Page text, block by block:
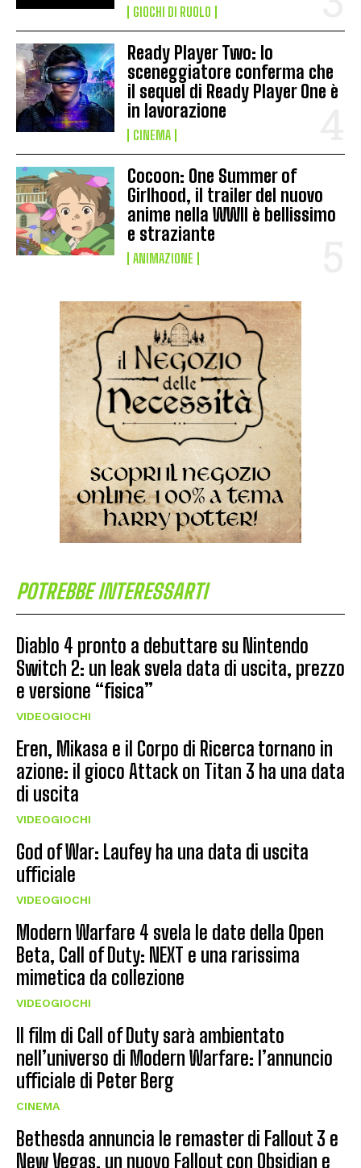
GIOCHI DI RUOLO
Ready Player Two: lo
sceneggiatore conferma che
il sequel di Ready Player One è
in lavorazione
CINEMA
Cocoon: One Summer of
Girlhood, il trailer del nuovo
anime nella WWII è bellissimo
e straziante
ANIMAZIONE
POTREBBE INTERESSARTI
Diablo 4 pronto a debuttare su Nintendo
Switch 2: un leak svela data di uscita, prezzo
e versione “fisica”
VIDEOGIOCHI
Eren, Mikasa e il Corpo di Ricerca tornano in
azione: il gioco Attack on Titan 3 ha una data
di uscita
VIDEOGIOCHI
God of War: Laufey ha una data di uscita
ufficiale
VIDEOGIOCHI
Modern Warfare 4 svela le date della Open
Beta, Call of Duty: NEXT e una rarissima
mimetica da collezione
VIDEOGIOCHI
Il film di Call of Duty sarà ambientato
nell’universo di Modern Warfare: l’annuncio
ufficiale di Peter Berg
CINEMA
Bethesda annuncia le remaster di Fallout 3 e
New Vegas, un nuovo Fallout con Obsidian e